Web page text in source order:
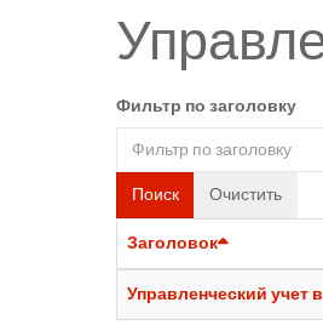
Фильтр по заголовку
Поиск Очистить
Заголовок
Управленческий учет